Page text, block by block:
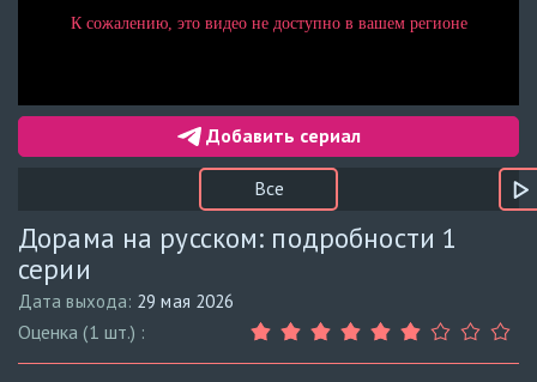
Добавить сериал
Все
Дорама на русском: подробности 1
серии
Дата выхода: 29 мая 2026
Оценка (1 шт.) :